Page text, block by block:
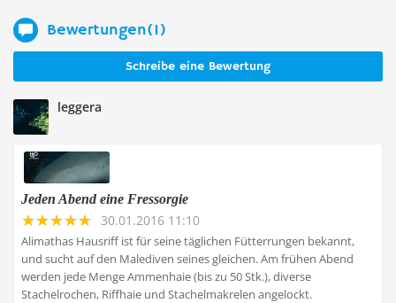
Bewertungen(1)
Schreibe eine Bewertung
leggera
Jeden Abend eine Fressorgie
30.01.2016 11:10
Alimathas Hausriff ist für seine täglichen Fütterrungen bekannt,
und sucht auf den Malediven seines gleichen. Am frühen Abend
werden jede Menge Ammenhaie (bis zu 50 Stk.), diverse
Stachelrochen, Riffhaie und Stachelmakrelen angelockt.